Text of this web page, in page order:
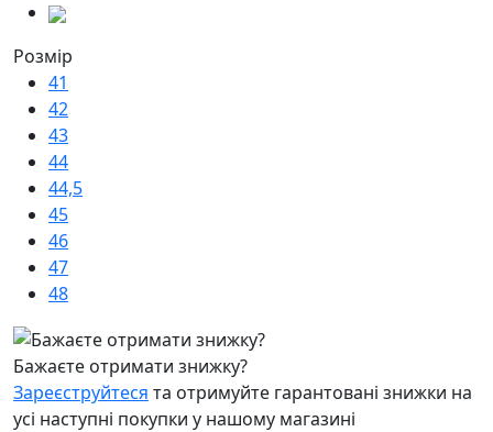
Розмір
41
42
43
44
44,5
45
46
47
48
Бажаєте отримати знижку?
Зареєструйтеся та отримуйте гарантовані знижки на
усі наступні покупки у нашому магазині